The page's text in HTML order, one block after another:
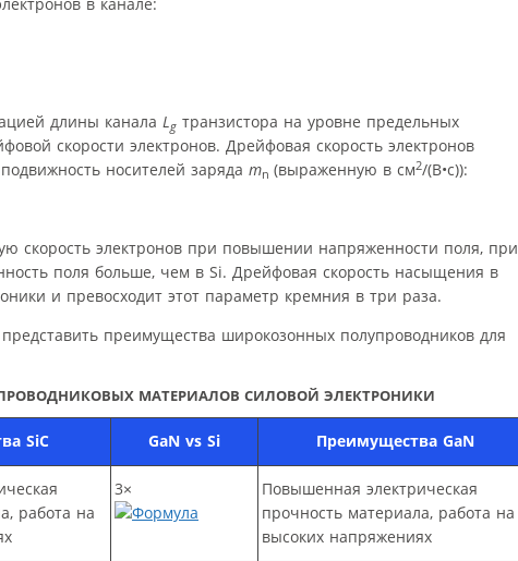
длины канала Lg транзистора на уровне предельных
скорости электронов. Дрейфовая скорость электронов
носителей заряда mn (выраженную в см2/(В•с)):
скорость электронов при повышении напряженности поля, при
поля больше, чем в Si. Дрейфовая скорость насыщения в
и превосходит этот параметр кремния в три раза.
преимущества широкозонных полупроводников для
МАТЕРИАЛОВ СИЛОВОЙ ЭЛЕКТРОНИКИ
SiC GaN vs Si Преимущества GaN
работа на
3×
Повышенная электрическая
прочность материала, работа на
высоких напряжениях